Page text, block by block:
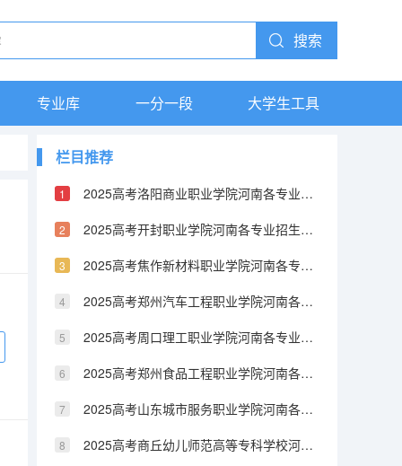
搜索
专业库 一分一段 大学生工具
栏目推荐
2025高考洛阳商业职业学院河南各专业招生人数（2026参考）
2025高考开封职业学院河南各专业招生人数（2026参考）
2025高考焦作新材料职业学院河南各专业招生人数（2026参考）
2025高考郑州汽车工程职业学院河南各专业招生人数（2026参考）
2025高考周口理工职业学院河南各专业招生人数（2026参考）
2025高考郑州食品工程职业学院河南各专业招生人数（2026参考）
2025高考山东城市服务职业学院河南各专业招生人数（2026参考）
2025高考商丘幼儿师范高等专科学校河南各专业招生人数（2026参考）